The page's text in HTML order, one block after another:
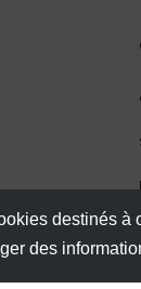
destinés
des